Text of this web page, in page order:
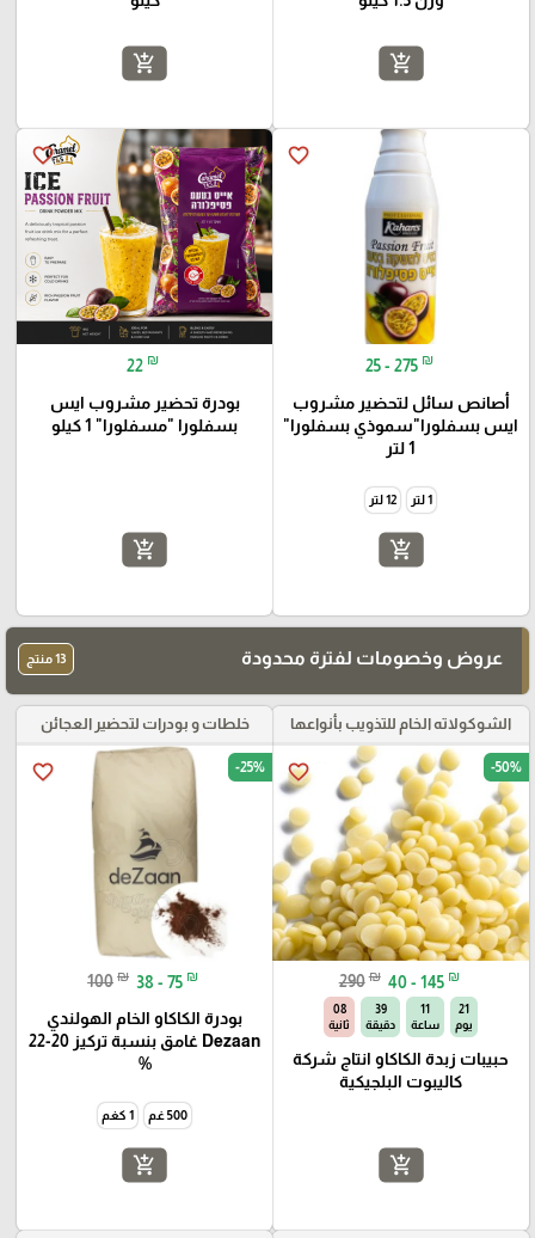
add_shopping_cart
add_shopping_cart
favorite_border
25 - 275 ₪
أصانص سائل لتحضير مشروب
ايس بسفلورا"سموذي بسفلورا"
1 لتر
1 لتر 12 لتر
add_shopping_cart
favorite_border
22 ₪
بودرة تحضير مشروب ايس
بسفلورا "مسفلورا" 1 كيلو
add_shopping_cart
عروض وخصومات لفترة محدودة 13 منتج
الشوكولاته الخام للتذويب بأنواعها
favorite_border -50%
290 ₪ 40 - 145 ₪
21
يوم
11
ساعة
39
دقيقة
07
ثانية
حبيبات زبدة الكاكاو انتاج شركة
كاليبوت البلجيكية
add_shopping_cart
خلطات و بودرات لتحضير العجائن
favorite_border -25%
100 ₪ 38 - 75 ₪
بودرة الكاكاو الخام الهولندي
Dezaan غامق بنسبة تركيز 20-22
%
500 غم 1 كغم
add_shopping_cart